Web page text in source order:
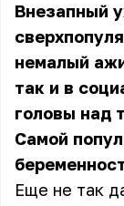
Внезапный
немалый
так и в
головы над
Самой
Еще не так